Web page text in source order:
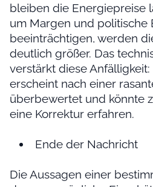
bleiben die Energiepreise
um Margen und politische
beeinträchtigen, werden
deutlich größer. Das
verstärkt diese
erscheint nach einer
überbewertet und könnte
eine Korrektur erfahren.
Ende der Nachricht
Die Aussagen einer